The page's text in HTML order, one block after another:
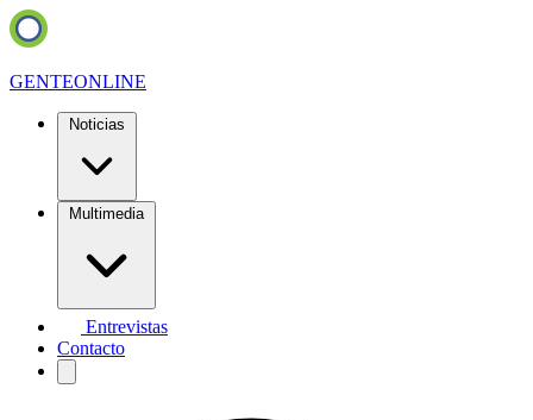
GENTEONLINE
Noticias
Multimedia
Entrevistas
Contacto